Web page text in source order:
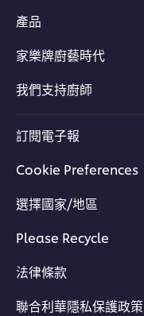
產品
家樂牌廚藝時代
我們支持廚師
訂閱電子報
Cookie Preferences
選擇國家/地區
Please Recycle
法律條款
聯合利華隱私保護政策